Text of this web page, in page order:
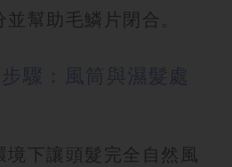
幫助毛鱗片閉合。
境下讓頭髮完全自然風